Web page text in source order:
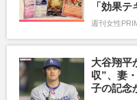
「効果
週刊女性
大谷翔平
収”、妻
子の記念